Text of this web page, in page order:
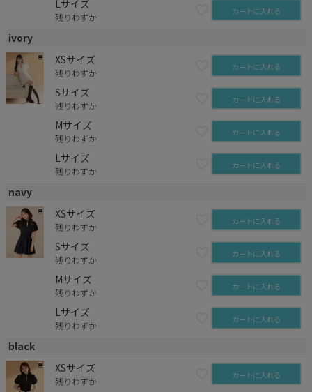
Lサイズ
残りわずか カートに入れる
ivory
XSサイズ
残りわずか カートに入れる
Sサイズ
残りわずか カートに入れる
Mサイズ
残りわずか カートに入れる
Lサイズ
残りわずか カートに入れる
navy
XSサイズ
残りわずか カートに入れる
Sサイズ
残りわずか カートに入れる
Mサイズ
残りわずか カートに入れる
Lサイズ
残りわずか カートに入れる
black
XSサイズ
残りわずか カートに入れる